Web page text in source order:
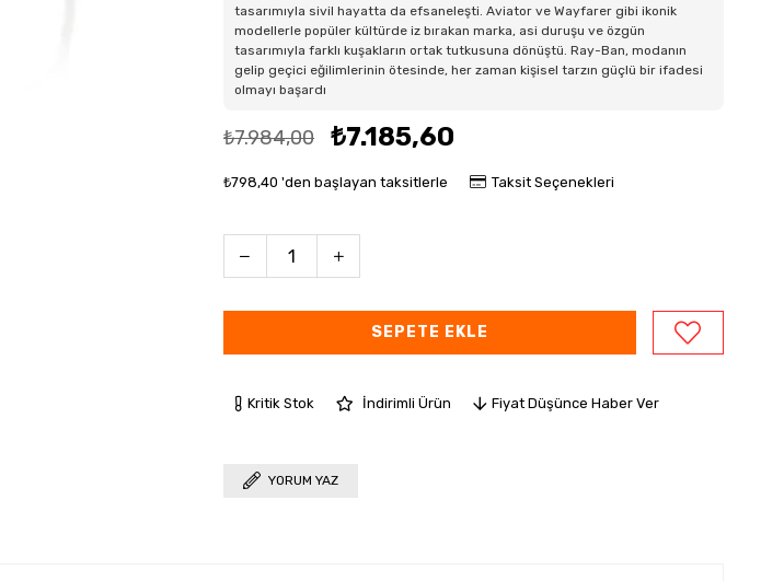
tasarımıyla sivil hayatta da efsaneleşti. Aviator ve Wayfarer gibi ikonik
modellerle popüler kültürde iz bırakan marka, asi duruşu ve özgün
tasarımıyla farklı kuşakların ortak tutkusuna dönüştü. Ray-Ban, modanın
gelip geçici eğilimlerinin ötesinde, her zaman kişisel tarzın güçlü bir ifadesi
olmayı başardı
₺7.984,00 ₺7.185,60
₺798,40 'den başlayan taksitlerle Taksit Seçenekleri
Kritik Stok İndirimli Ürün Fiyat Düşünce Haber Ver
YORUM YAZ